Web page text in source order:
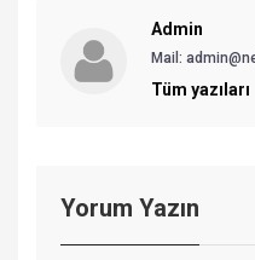
Admin
Mail:
Tüm yazıları
Yorum Yazın